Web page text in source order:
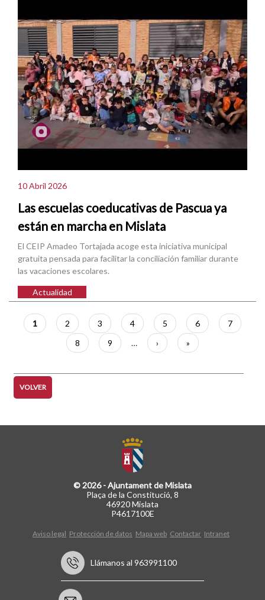
10 Abril 2026
Las escuelas coeducativas de Pascua ya
están en marcha en Mislata
El CEIP Amadeo Tortajada acoge esta iniciativa municipal
gratuita pensada para facilitar la conciliación familiar durante
las vacaciones escolares.
Actualidad
Paginación
Página
actual
1 Página
2 Página
3 Página
4 Página
5 Página
6 Página
7
Página
8 Página
9 …
Siguiente
página
›
Última
página
»
VOLVER
© 2026 - Ajuntament de Mislata
Plaça de la Constitució, 8
46920 Mislata
P4617100E
Aviso legal Protección de datos Mapa web Contactar Intranet
Llámanos al 963991100